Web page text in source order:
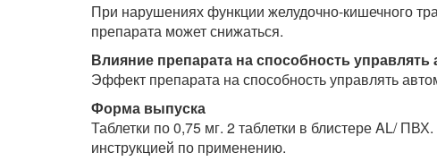
При нарушениях функции желудочно-кишечного
препарата может снижаться.
Влияние препарата на способность
Эффект препарата на способность управлять
Форма выпуска
Таблетки по 0,75 мг. 2 таблетки в блистере AL/
инструкцией по применению.